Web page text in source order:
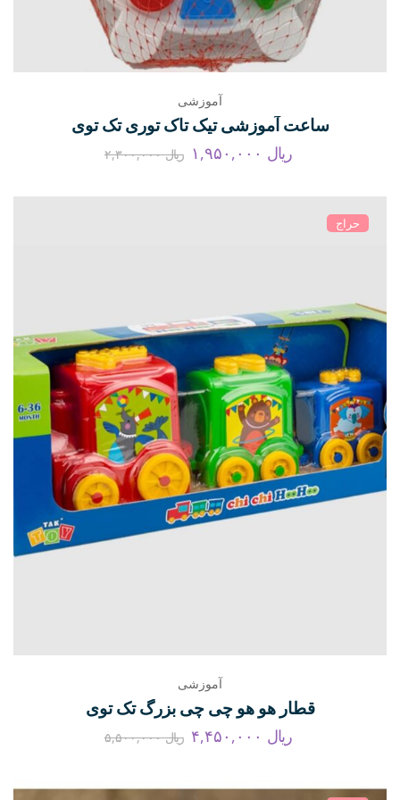
آموزشی
ساعت آموزشی تیک تاک توری تک توی
ریال ریال۲,۳۰۰,۰۰۰
حراج
آموزشی
قطار هو هو چی چی بزرگ تک توی
ریال ریال۵,۵۰۰,۰۰۰